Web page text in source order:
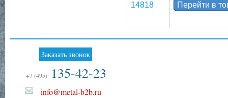
14818 Перейти в
Заказать звонок
+7 (495) 135-42-23
info@metal-b2b.ru